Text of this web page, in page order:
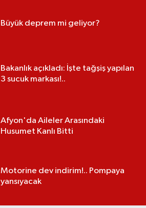
Büyük deprem mi geliyor?
Bakanlık açıkladı: İşte tağşiş yapılan
3 sucuk markası!..
Afyon'da Aileler Arasındaki
Husumet Kanlı Bitti
Motorine dev indirim!.. Pompaya
yansıyacak